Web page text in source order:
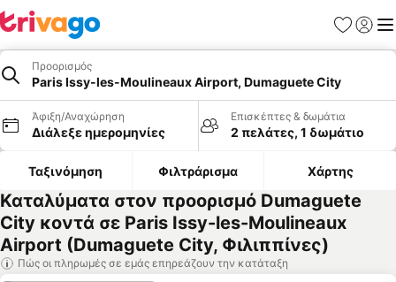
Προορισμός
Paris Issy-les-Moulineaux Airport, Dumaguete City
Άφιξη/Αναχώρηση
Διάλεξε ημερομηνίες
Επισκέπτες & δωμάτια
2 πελάτες, 1 δωμάτιο
Ταξινόμηση Φιλτράρισμα Χάρτης
Καταλύματα στον προορισμό Dumaguete
City κοντά σε Paris Issy-les-Moulineaux
Airport (Dumaguete City, Φιλιππίνες)
Πώς οι πληρωμές σε εμάς επηρεάζουν την κατάταξη